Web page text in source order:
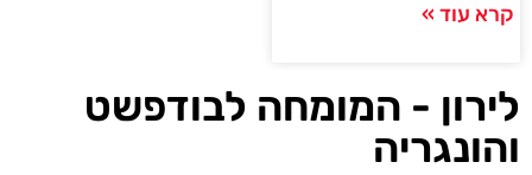
קרא עוד »
לירון - המומחה לבודפשט
והונגריה